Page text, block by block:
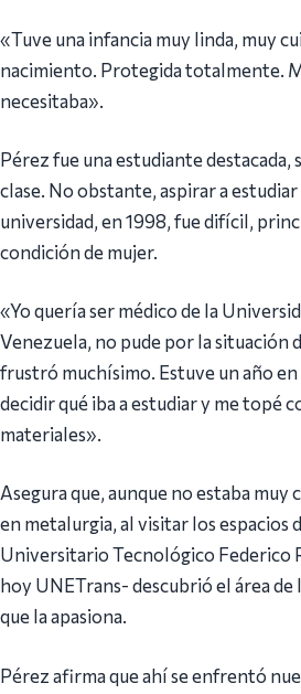
«Tuve una infancia muy linda, muy
nacimiento. Protegida totalmente.
necesitaba».
Pérez fue una estudiante destacada,
clase. No obstante, aspirar a
universidad, en 1998, fue difícil,
condición de mujer.
«Yo quería ser médico de la
Venezuela, no pude por la situación
frustró muchísimo. Estuve un año
decidir qué iba a estudiar y me topé
materiales».
Asegura que, aunque no estaba muy
en metalurgia, al visitar los espacios
Universitario Tecnológico Federico
hoy UNETrans- descubrió el área
que la apasiona.
Pérez afirma que ahí se enfrentó